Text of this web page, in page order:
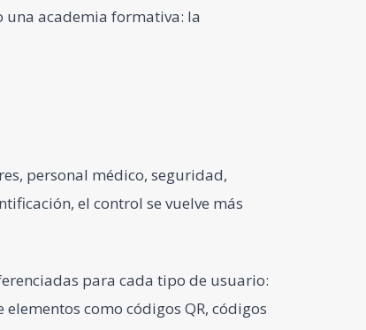
academia formativa: la
personal médico, seguridad,
el control se vuelve más
para cada tipo de usuario:
como códigos QR, códigos